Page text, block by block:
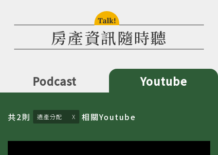
talk!
房產資訊隨時聽
Podcast Youtube
共2則 遺產分配 相關Youtube